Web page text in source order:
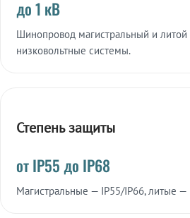
до 1 кВ
Шинопровод магистральный и литой
низковольтные системы.
Степень защиты
от IP55 до IP68
Магистральные — IP55/IP66, литые —